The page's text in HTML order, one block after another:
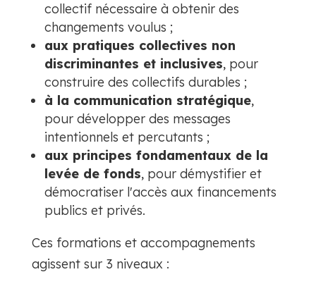
collectif nécessaire à obtenir des
changements voulus ;
aux pratiques collectives non
discriminantes et inclusives, pour
construire des collectifs durables ;
à la communication stratégique,
pour développer des messages
intentionnels et percutants ;
aux principes fondamentaux de la
levée de fonds, pour démystifier et
démocratiser l'accès aux financements
publics et privés.
Ces formations et accompagnements
agissent sur 3 niveaux :